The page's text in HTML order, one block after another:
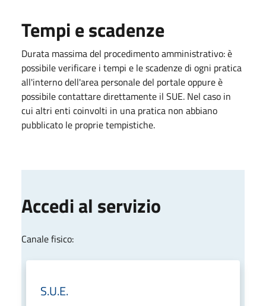
Tempi e scadenze
Durata massima del procedimento amministrativo: è
possibile verificare i tempi e le scadenze di ogni pratica
all'interno dell'area personale del portale oppure è
possibile contattare direttamente il SUE. Nel caso in
cui altri enti coinvolti in una pratica non abbiano
pubblicato le proprie tempistiche.
Accedi al servizio
Canale fisico:
S.U.E.